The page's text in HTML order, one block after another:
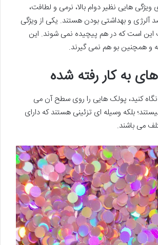
ویژگی هایی نظیر دوام بالا، نرمی و لطافت،
آلرژی و بهداشتی بودن هستند. یکی از ویژگی
این است که در هم پیچیده نمی شوند. این
و همچنین بو هم نمی گیرند.
به کار رفته شده
نگاه کنید، پولک هایی را روی سطح آن می
بلکه وسیله ای تزئینی هستند که دارای
می باشند.